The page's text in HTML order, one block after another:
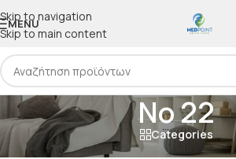
Skip to navigation
Skip to main content
MENU
Νο 22
Categories
Αρχική
Προϊόν Μέγεθος/Νο 22